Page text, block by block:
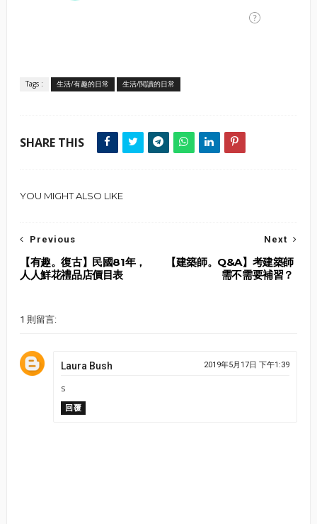
Tags : 生活/有趣的日常 生活/閱讀的日常
SHARE THIS
YOU MIGHT ALSO LIKE
Next
【建築師。Q&A】考建築師
需不需要補習？
Previous
【有趣。復古】民國81年，
人人鮮花禮品店價目表
1 則留言:
Laura Bush 2019年5月17日 下午1:39
s
回覆